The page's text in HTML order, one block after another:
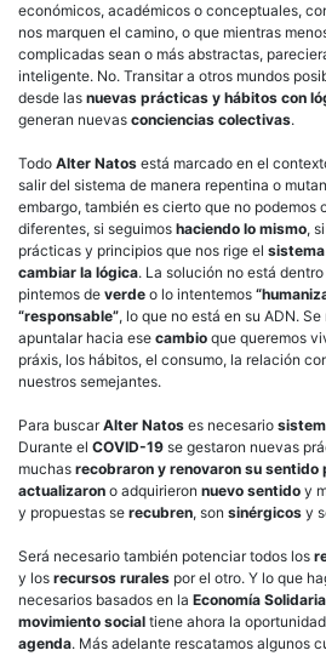
económicos, académicos o conceptuales,
nos marquen el camino, o que mientras
complicadas sean o más abstractas,
inteligente. No. Transitar a otros mundos
desde las nuevas prácticas y hábitos con
generan nuevas conciencias colectivas.
Todo Alter Natos está marcado en el
salir del sistema de manera repentina o
embargo, también es cierto que no podemos
diferentes, si seguimos haciendo lo mismo,
prácticas y principios que nos rige el
cambiar la lógica. La solución no está
pintemos de verde o lo intentemos
“responsable”, lo que no está en su ADN.
apuntalar hacia ese cambio que queremos
práxis, los hábitos, el consumo, la relación
nuestros semejantes.
Para buscarAlter Natos es necesario
Durante el COVID-19 se gestaron nuevas
muchas recobraron y renovaron su sentido
actualizaron o adquirieron nuevo sentido y
y propuestas se recubren, son sinérgicos y
Será necesario también potenciar todos los
y los recursos rurales por el otro. Y lo que
necesarios basados en la Economía Solidaria
movimiento social tiene ahora la
agenda. Más adelante rescatamos algunos